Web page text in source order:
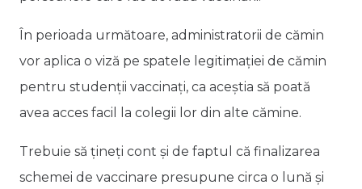
În perioada următoare, administratorii de cămin
vor aplica o viză pe spatele legitimației de cămin
pentru studenții vaccinați, ca aceștia să poată
avea acces facil la colegii lor din alte cămine.
Trebuie să țineți cont și de faptul că finalizarea
schemei de vaccinare presupune circa o lună și